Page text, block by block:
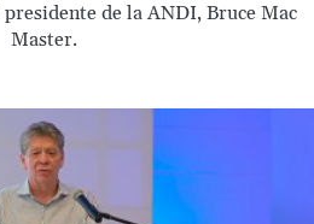
de la ANDI, Bruce Mac
Master.